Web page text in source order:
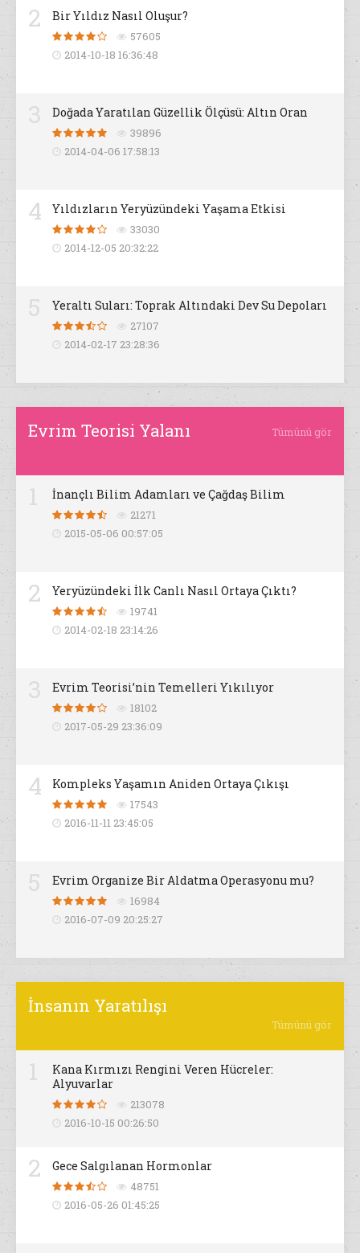
2 Bir Yıldız Nasıl Oluşur?
57605
2014-10-18 16:36:48
Doğada Yaratılan Güzellik Ölçüsü: Altın Oran
39896
2014-04-06 17:58:13
4 Yıldızların Yeryüzündeki Yaşama Etkisi
33030
2014-12-05 20:32:22
Yeraltı Suları: Toprak Altındaki Dev Su Depoları
27107
2014-02-17 23:28:36
Evrim Teorisi Yalanı Tümünü gör
İnançlı Bilim Adamları ve Çağdaş Bilim
21271
2015-05-06 00:57:05
2 Yeryüzündeki İlk Canlı Nasıl Ortaya Çıktı?
19741
2014-02-18 23:14:26
Evrim Teorisi’nin Temelleri Yıkılıyor
18102
2017-05-29 23:36:09
4 Kompleks Yaşamın Aniden Ortaya Çıkışı
17543
2016-11-11 23:45:05
Evrim Organize Bir Aldatma Operasyonu mu?
16984
2016-07-09 20:25:27
İnsanın Yaratılışı
Tümünü gör
Kana Kırmızı Rengini Veren Hücreler:
Alyuvarlar
213078
2016-10-15 00:26:50
2 Gece Salgılanan Hormonlar
48751
2016-05-26 01:45:25